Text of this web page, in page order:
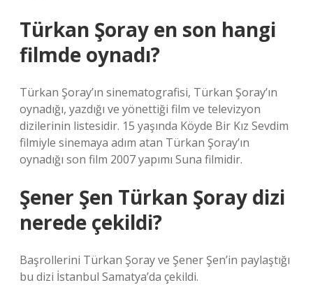
Türkan Şoray en son hangi
filmde oynadı?
Türkan Şoray’ın sinematografisi, Türkan Şoray’ın
oynadığı, yazdığı ve yönettiği film ve televizyon
dizilerinin listesidir. 15 yaşında Köyde Bir Kız Sevdim
filmiyle sinemaya adım atan Türkan Şoray’ın
oynadığı son film 2007 yapımı Suna filmidir.
Şener Şen Türkan Şoray dizi
nerede çekildi?
Başrollerini Türkan Şoray ve Şener Şen’in paylaştığı
bu dizi İstanbul Samatya’da çekildi.